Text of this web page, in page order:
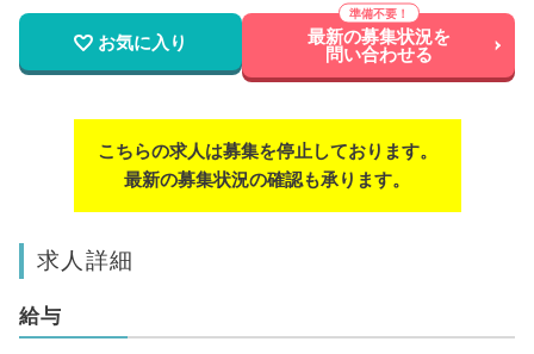
お気に入り 最新の募集状況を
問い合わせる
こちらの求人は募集を停止しております。
最新の募集状況の確認も承ります。
求人詳細
給与